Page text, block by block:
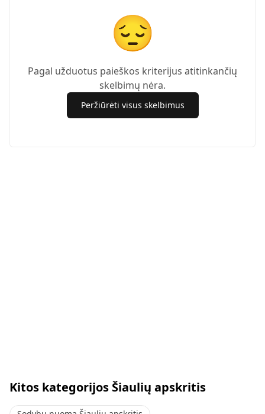
😔
Pagal užduotus paieškos kriterijus atitinkančių
skelbimų nėra.
Peržiūrėti visus skelbimus
Kitos kategorijos Šiaulių apskritis